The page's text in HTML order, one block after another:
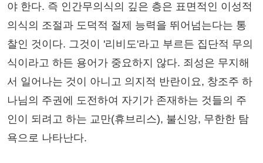
야 한다. 즉 인간무의식의 깊은 층은 표면적인 이성적
의식의 조절과 도덕적 절제 능력을 뛰어넘는다는 통
찰인 것이다. 그것이 '리비도'라고 부르든 집단적 무의
식이라고 하든 용어가 중요하지 않다. 죄성은 무지해
서 일어나는 것이 아니고 의지적 반란이요, 창조주 하
나님의 주권에 도전하여 자기가 존재하는 것들의 주
인이 되려고 하는 교만(휴브리스), 불신앙, 무한한 탐
욕으로 나타난다.